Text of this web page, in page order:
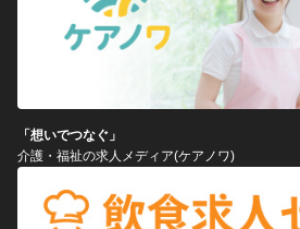
「想いでつなぐ」
介護・福祉の求人メディア(ケアノワ)